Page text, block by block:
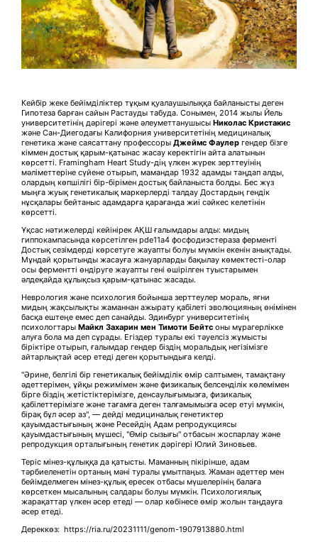
Кейбір жеке бейімділіктер тұқым қуалаушылыққа байланысты деген
Гипотеза барған сайын Растауды табуда. Сонымен, 2014 жылы Йель
университетінің дәрігері және әлеуметтанушысы Николас Кристакис
және Сан-Диегодағы Калифорния университетінің медициналық
генетика және саясаттану профессоры Джеймс Фаулер гендер бізге
кіммен достық қарым-қатынас жасау керектігін айта алатынын
көрсетті. Framingham Heart Study-дің үлкен жүрек зерттеуінің
мәліметтеріне сүйене отырып, мамандар 1932 адамды таңдап алды,
олардың көпшілігі бір-бірімен достық байланыста болды. Бес жүз
мыңға жуық генетикалық маркерлерді талдау Достардың гендік
нұсқалары бейтаныс адамдарға қарағанда жиі сәйкес келетінін
көрсетті.
Ұқсас нәтижелерді кейінірек АҚШ ғалымдары алды: мидың
гиппокампасында көрсетілген pde11a4 фосфодиэстераза ферменті
Достық сезімдерді көрсетуге жауапты болуы мүмкін екенін анықтады.
Мұндай қорытынды жасауға жануарларды бақылау көмектесті-олар
осы ферментті өндіруге жауапты гені өшірілген туыстарымен
әлдеқайда құлықсыз қарым-қатынас жасады.
Неврология және психология бойынша зерттеулер мораль, яғни
мидың жақсылықты жаманнан ажырату қабілеті эволюцияның өнімінен
басқа ештеңе емес деп санайды. Эдинбург университетінің
психологтары Майкл Захарин мен Тимоти Бейтс оны мұрагерлікке
алуға бола ма деп сұрады. Егіздер туралы екі тәуелсіз жұмысты
біріктіре отырып, ғалымдар гендер біздің моральдық негізімізге
айтарлықтай әсер етеді деген қорытындыға келді.
"Әрине, белгілі бір генетикалық бейімділік өмір салтымен, тамақтану
әдеттерімен, ұйқы режимімен және физикалық белсенділік көлемімен
бірге біздің жетістіктерімізге, денсаулығымызға, физикалық
қабілеттерімізге және тағамға деген талғамымызға әсер етуі мүмкін,
бірақ бұл әсер аз", — дейді медициналық генетиктер
қауымдастығының және Ресейдің Адам репродукциясы
қауымдастығының мүшесі, "Өмір сызығы" отбасын жоспарлау және
репродукция орталығының генетик дәрігері Юлий Зиновьев.
Теріс мінез-құлыққа да қатысты. Маманның пікірінше, адам
тәрбиеленетін ортаның мәні туралы ұмытпаңыз. Жаман әдеттер мен
бейімделмеген мінез-құлық ересек отбасы мүшелерінің балаға
көрсеткен мысалының салдары болуы мүмкін. Психологиялық
жарақаттар үлкен әсер етеді — олар көбінесе өмір жолын таңдауға
әсер етеді.
Дереккөз: https://ria.ru/20231111/genom-1907913880.html